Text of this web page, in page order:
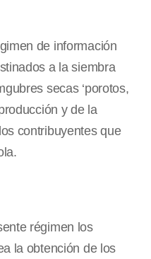
de información
a la siembra
secas ‘porotos,
y de la
contribuyentes que
régimen los
la obtención de los